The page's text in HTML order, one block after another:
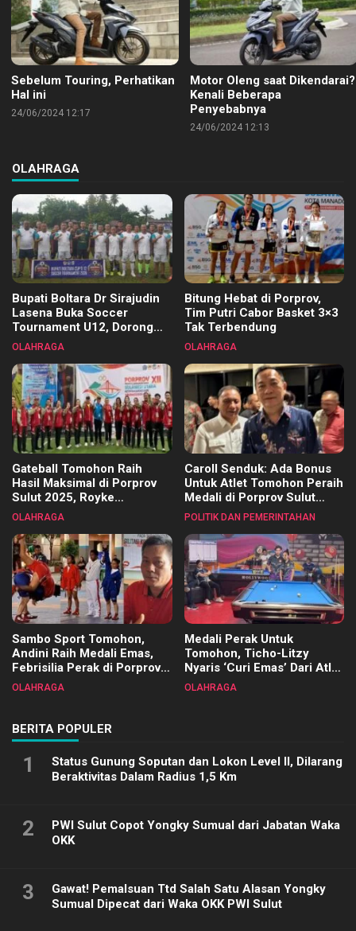
Sebelum Touring, Perhatikan
Hal ini
24/06/2024 12:17
Motor Oleng saat Dikendarai?
Kenali Beberapa
Penyebabnya
24/06/2024 12:13
OLAHRAGA
Bupati Boltara Dr Sirajudin
Lasena Buka Soccer
Tournament U12, Dorong
Pembinaan Merata di Setiap
OLAHRAGA
Bitung Hebat di Porprov,
Tim Putri Cabor Basket 3×3
Tak Terbendung
OLAHRAGA
Gateball Tomohon Raih
Hasil Maksimal di Porprov
Sulut 2025, Royke
Tangkawarouw Ucapkan
OLAHRAGA
Caroll Senduk: Ada Bonus
Untuk Atlet Tomohon Peraih
Medali di Porprov Sulut
2025
POLITIK DAN PEMERINTAHAN
Sambo Sport Tomohon,
Andini Raih Medali Emas,
Febrisilia Perak di Porprov
Sulut 2025
OLAHRAGA
Medali Perak Untuk
Tomohon, Ticho-Litzy
Nyaris ‘Curi Emas’ Dari Atlet
Biliar PON di Porprov Sulut
OLAHRAGA
BERITA POPULER
1
Status Gunung Soputan dan Lokon Level II, Dilarang
Beraktivitas Dalam Radius 1,5 Km
2
PWI Sulut Copot Yongky Sumual dari Jabatan Waka
OKK
3
Gawat! Pemalsuan Ttd Salah Satu Alasan Yongky
Sumual Dipecat dari Waka OKK PWI Sulut